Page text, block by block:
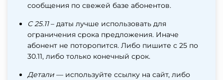
сообщения по свежей базе абонентов.
С 25.11– даты лучше использовать для
ограничения срока предложения. Иначе
абонент не поторопится. Либо пишите с 25 по
30.11, либо только конечный срок.
Детали — используйте ссылку на сайт, либо